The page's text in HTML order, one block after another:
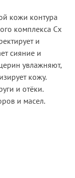
кожи контура
комплекса Сх
и
сияние и
увлажняют,
кожу.
и отёки.
и масел.